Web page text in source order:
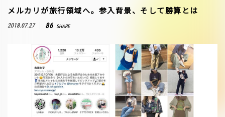
メルカリが旅行領域へ。参入背景、そして勝算とは
2018.07.27 86 SHARE